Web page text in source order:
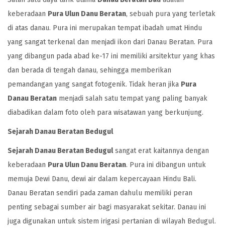
keberadaan Pura Ulun Danu Beratan, sebuah pura yang terletak
di atas danau. Pura ini merupakan tempat ibadah umat Hindu
yang sangat terkenal dan menjadi ikon dari Danau Beratan. Pura
yang dibangun pada abad ke-17 ini memiliki arsitektur yang khas
dan berada di tengah danau, sehingga memberikan
pemandangan yang sangat fotogenik. Tidak heran jika Pura
Danau Beratan menjadi salah satu tempat yang paling banyak
diabadikan dalam foto oleh para wisatawan yang berkunjung.
Sejarah Danau Beratan Bedugul
Sejarah Danau Beratan Bedugulsangat erat kaitannya dengan
keberadaan Pura Ulun Danu Beratan. Pura ini dibangun untuk
memuja Dewi Danu, dewi air dalam kepercayaan Hindu Bali.
Danau Beratan sendiri pada zaman dahulu memiliki peran
penting sebagai sumber air bagi masyarakat sekitar. Danau ini
juga digunakan untuk sistem irigasi pertanian di wilayah Bedugul.